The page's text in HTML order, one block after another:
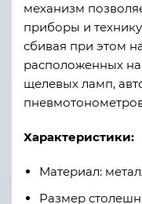
механизм
приборы и
сбивая при этом
расположенных
щелевых ламп,
Характеристики:
Материал:
Размер